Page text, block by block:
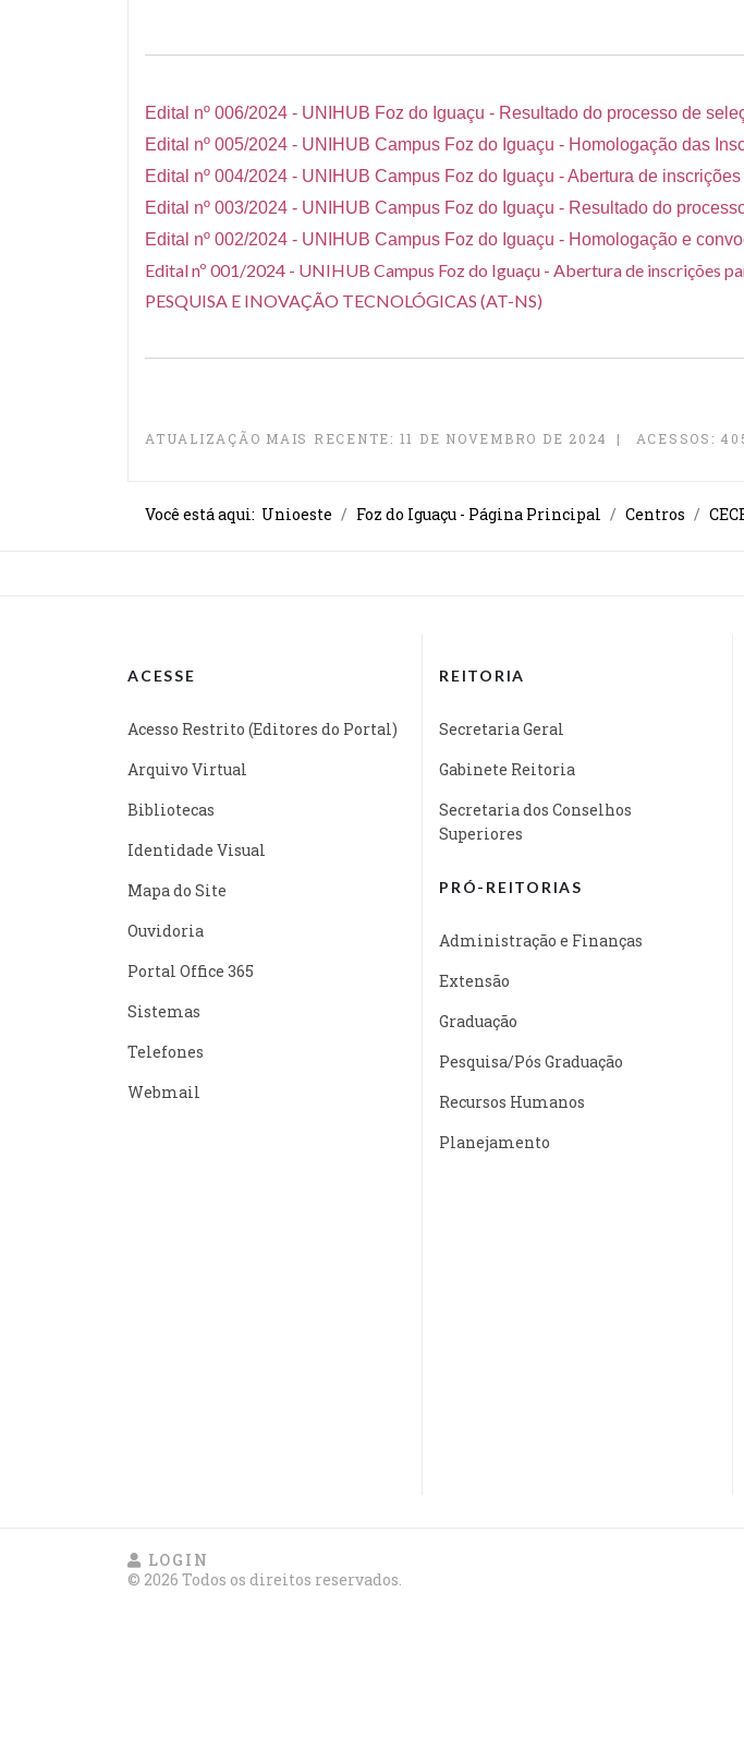
Edital nº 006/2024 - UNIHUB Foz do Iguaçu - Resultado do processo de
Edital nº 005/2024 - UNIHUB Campus Foz do Iguaçu - Homologação das
Edital nº 004/2024 - UNIHUB Campus Foz do Iguaçu - Abertura de
Edital nº 003/2024 - UNIHUB Campus Foz do Iguaçu - Resultado do
Edital nº 002/2024 - UNIHUB Campus Foz do Iguaçu - Homologação e
Edital nº 001/2024 - UNIHUB Campus Foz do Iguaçu - Abertura de inscrições
PESQUISA E INOVAÇÃO TECNOLÓGICAS (AT-NS)
ATUALIZAÇÃO MAIS RECENTE: 11 DE NOVEMBRO DE 2024 ACESSOS:
Você está aqui: Unioeste Foz do Iguaçu - Página Principal Centros
ACESSE
Acesso Restrito (Editores do Portal)
Arquivo Virtual
Bibliotecas
Identidade Visual
Mapa do Site
Ouvidoria
Portal Office 365
Sistemas
Telefones
Webmail
REITORIA
Secretaria Geral
Gabinete Reitoria
Secretaria dos Conselhos
Superiores
PRÓ-REITORIAS
Administração e Finanças
Extensão
Graduação
Pesquisa/Pós Graduação
Recursos Humanos
Planejamento
LOGIN
© 2026 Todos os direitos reservados.